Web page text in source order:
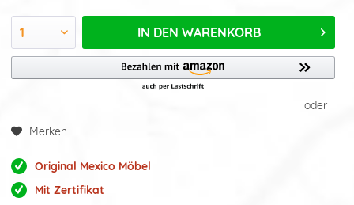
IN DEN WARENKORB
oder
Merken
Original Mexico Möbel
Mit Zertifikat